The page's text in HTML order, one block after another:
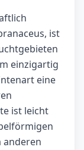
ist
einzigartig
eine
ist leicht
anderen